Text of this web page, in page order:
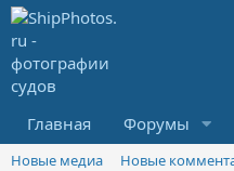
Главная Форумы
Новые медиа Новые